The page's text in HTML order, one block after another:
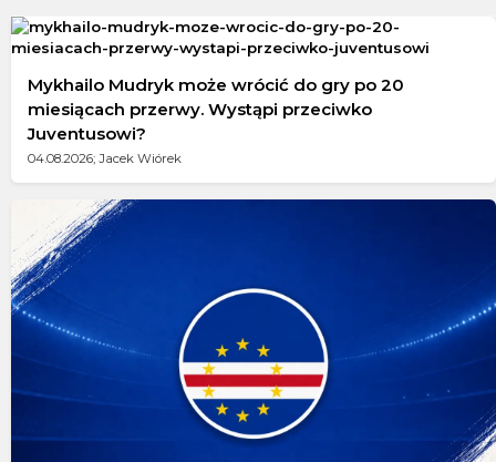
Mykhailo Mudryk może wrócić do gry po 20
miesiącach przerwy. Wystąpi przeciwko
Juventusowi?
04.08.2026; Jacek Wiórek